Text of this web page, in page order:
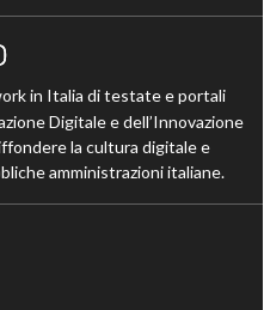
in Italia di testate e portali
Digitale e dell’Innovazione
la cultura digitale e
amministrazioni italiane.